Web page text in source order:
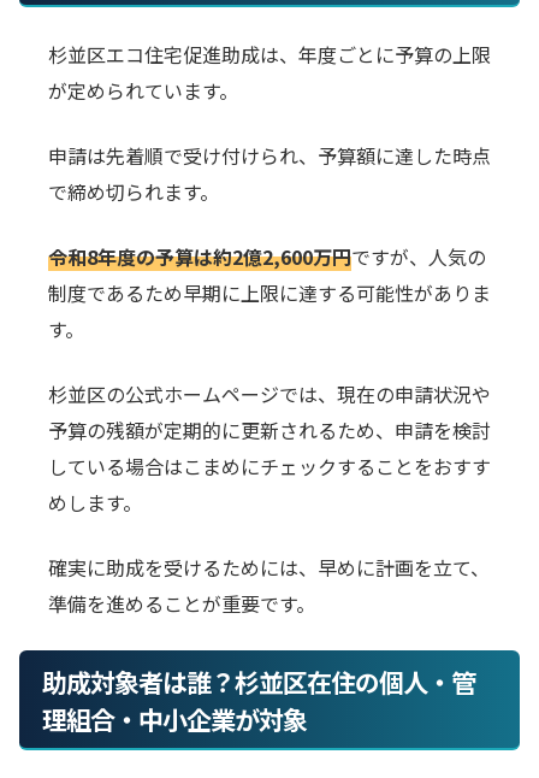
杉並区エコ住宅促進助成は、年度ごとに予算の上限
が定められています。
申請は先着順で受け付けられ、予算額に達した時点
で締め切られます。
令和8年度の予算は約2億2,600万円ですが、人気の
制度であるため早期に上限に達する可能性がありま
す。
杉並区の公式ホームページでは、現在の申請状況や
予算の残額が定期的に更新されるため、申請を検討
している場合はこまめにチェックすることをおすす
めします。
確実に助成を受けるためには、早めに計画を立て、
準備を進めることが重要です。
助成対象者は誰？杉並区在住の個人・管
理組合・中小企業が対象